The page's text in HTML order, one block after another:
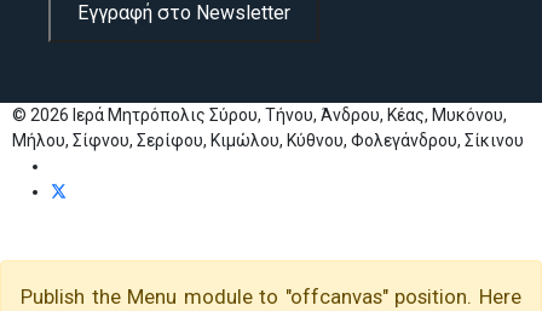
Εγγραφή στο Newsletter
© 2026 Ιερά Μητρόπολις Σύρου, Τήνου, Άνδρου, Κέας, Μυκόνου,
Μήλου, Σίφνου, Σερίφου, Κιμώλου, Κύθνου, Φολεγάνδρου, Σίκινου
Publish the Menu module to "offcanvas" position. Here